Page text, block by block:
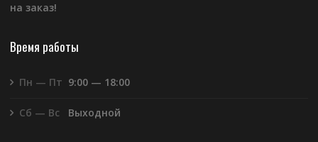
на заказ!
Время работы
Пн — Пт 9:00 — 18:00
Сб — Вс Выходной